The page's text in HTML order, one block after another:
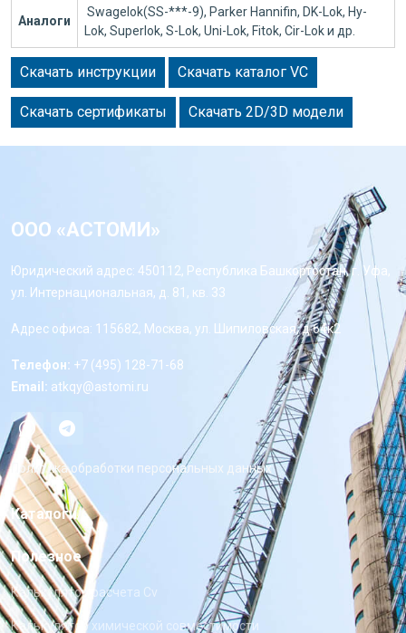
Аналоги
Swagelok(SS-***-9), Parker Hannifin, DK-Lok, Hy-
Lok, Superlok, S-Lok, Uni-Lok, Fitok, Cir-Lok и др.
Скачать инструкции Скачать каталог VC
Скачать сертификаты Скачать 2D/3D модели
ООО «АСТОМИ»
Юридический адрес: 450112, Республика Башкортостан, г. Уфа,
ул. Интернациональная, д. 81, кв. 33
Адрес офиса: 115682, Москва, ул. Шипиловская, д 64к2
Телефон: +7 (495) 128-71-68
Email: atkqy@astomi.ru
Политика обработки персональных данных
Каталоги
Полезное
Калькулятор расчета Cv
Калькулятор химической совместимости